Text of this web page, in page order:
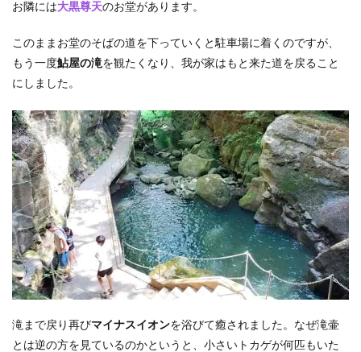
お隣には大黒尊天のお堂があります。
このままお堂のそばの道を下っていくと駐車場に着くのですが、
もう一度鮎屋の滝を観たくなり、我が家はもと来た道を戻ること
にしました。
滝まで戻り再びマイナスイオンを浴びて癒されました。なぜ滝壷
とは逆の方を見ているのかというと、小さいトカゲが何匹もいた